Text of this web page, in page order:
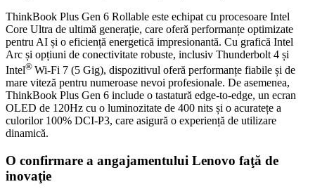
ThinkBook Plus Gen 6 Rollable este echipat cu procesoare Intel
Core Ultra de ultimă generație, care oferă performanțe optimizate
pentru AI și o eficiență energetică impresionantă. Cu grafică Intel
Arc și opțiuni de conectivitate robuste, inclusiv Thunderbolt 4 și
Intel® Wi-Fi 7 (5 Gig), dispozitivul oferă performanțe fiabile și de
mare viteză pentru numeroase nevoi profesionale. De asemenea,
ThinkBook Plus Gen 6 include o tastatură edge-to-edge, un ecran
OLED de 120Hz cu o luminozitate de 400 nits și o acuratețe a
culorilor 100% DCI-P3, care asigură o experiență de utilizare
dinamică.
O confirmare a angajamentului Lenovo faţă de
inovaţie